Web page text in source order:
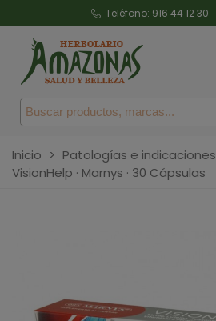
Teléfono: 916 44 12 30
Inicio > Patologías e indicaciones
VisionHelp · Marnys · 30 Cápsulas